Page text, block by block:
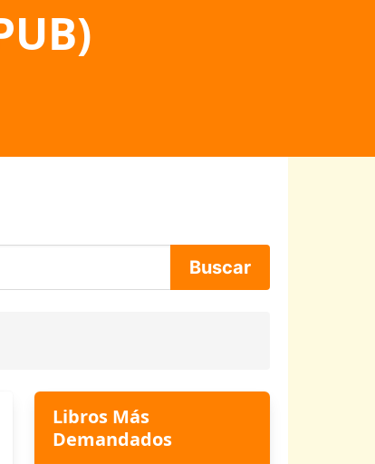
Libros Más
Demandados